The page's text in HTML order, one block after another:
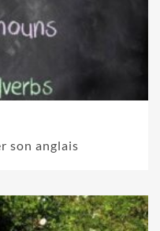
son anglais